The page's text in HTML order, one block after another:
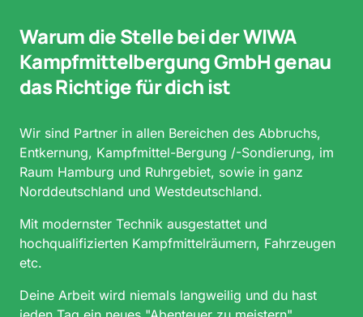
Warum die Stelle bei der WIWA
Kampfmittelbergung GmbH genau
das Richtige für dich ist
Wir sind Partner in allen Bereichen des Abbruchs,
Entkernung, Kampfmittel-Bergung /-Sondierung, im
Raum Hamburg und Ruhrgebiet, sowie in ganz
Norddeutschland und Westdeutschland.
Mit modernster Technik ausgestattet und
hochqualifizierten Kampfmittelräumern, Fahrzeugen
etc.
Deine Arbeit wird niemals langweilig und du hast